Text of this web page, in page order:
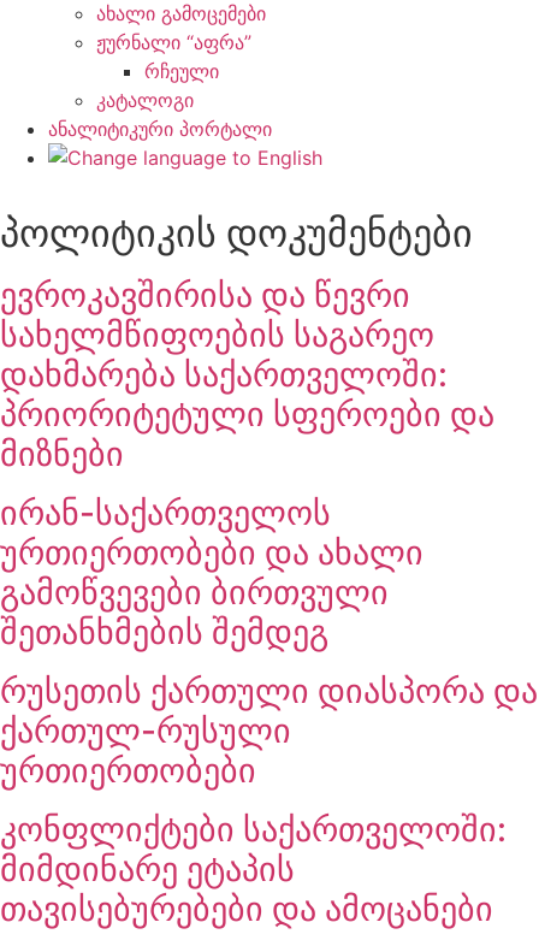
ახალი გამოცემები
ჟურნალი “აფრა”
რჩეული
კატალოგი
ანალიტიკური პორტალი
პოლიტიკის დოკუმენტები
ევროკავშირისა და წევრი
სახელმწიფოების საგარეო
დახმარება საქართველოში:
პრიორიტეტული სფეროები და
მიზნები
ირან-საქართველოს
ურთიერთობები და ახალი
გამოწვევები ბირთვული
შეთანხმების შემდეგ
რუსეთის ქართული დიასპორა და
ქართულ-რუსული
ურთიერთობები
კონფლიქტები საქართველოში:
მიმდინარე ეტაპის
თავისებურებები და ამოცანები